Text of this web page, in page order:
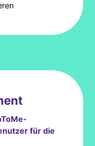
für die